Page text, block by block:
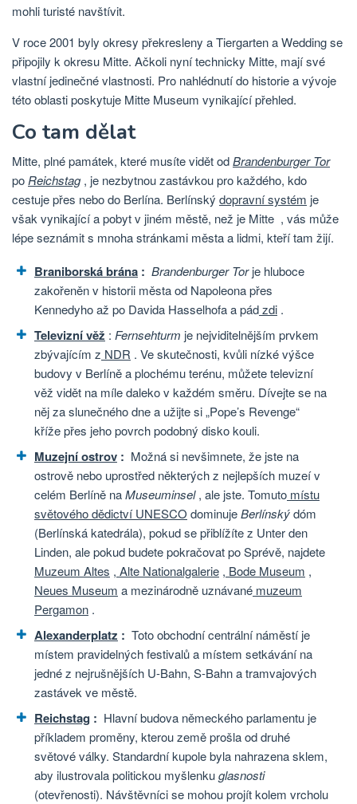
mohli turisté navštívit.
V roce 2001 byly okresy překresleny a Tiergarten a Wedding se
připojily k okresu Mitte. Ačkoli nyní technicky Mitte, mají své
vlastní jedinečné vlastnosti. Pro nahlédnutí do historie a vývoje
této oblasti poskytuje Mitte Museum vynikající přehled.
Co tam dělat
Mitte, plné památek, které musíte vidět odBrandenburger Tor
po Reichstag, je nezbytnou zastávkou pro každého, kdo
cestuje přes nebo do Berlína. Berlínský dopravní systém je
však vynikající a pobyt v jiném městě, než je Mitte , vás může
lépe seznámit s mnoha stránkami města a lidmi, kteří tam žijí.
Braniborská brána : Brandenburger Torje hluboce
zakořeněn v historii města od Napoleona přes
Kennedyho až po Davida Hasselhofa a pádzdi .
Televizní věž : Fernsehturm je nejviditelnějším prvkem
zbývajícím z NDR . Ve skutečnosti, kvůli nízké výšce
budovy v Berlíně a plochému terénu, můžete televizní
věž vidět na míle daleko v každém směru. Dívejte se na
něj za slunečného dne a užijte si „Pope’s Revenge“
kříže přes jeho povrch podobný disko kouli.
Muzejní ostrov : Možná si nevšimnete, že jste na
ostrově nebo uprostřed některých z nejlepších muzeí v
celém Berlíně naMuseuminsel, ale jste. Tomuto místu
světového dědictví UNESCO dominujeBerlínskýdóm
(Berlínská katedrála), pokud se přiblížíte z Unter den
Linden, ale pokud budete pokračovat po Sprévě, najdete
Muzeum Altes , Alte Nationalgalerie , Bode Museum ,
Neues Museum a mezinárodně uznávané muzeum
Pergamon .
Alexanderplatz : Toto obchodní centrální náměstí je
místem pravidelných festivalů a místem setkávání na
jedné z nejrušnějších U-Bahn, S-Bahn a tramvajových
zastávek ve městě.
Reichstag : Hlavní budova německého parlamentu je
příkladem proměny, kterou země prošla od druhé
světové války. Standardní kupole byla nahrazena sklem,
aby ilustrovala politickou myšlenkuglasnosti
(otevřenosti). Návštěvníci se mohou projít kolem vrcholu